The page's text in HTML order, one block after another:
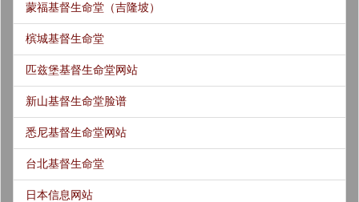
蒙福基督生命堂（吉隆坡）
槟城基督生命堂
匹兹堡基督生命堂网站
新山基督生命堂脸谱
悉尼基督生命堂网站
台北基督生命堂
日本信息网站